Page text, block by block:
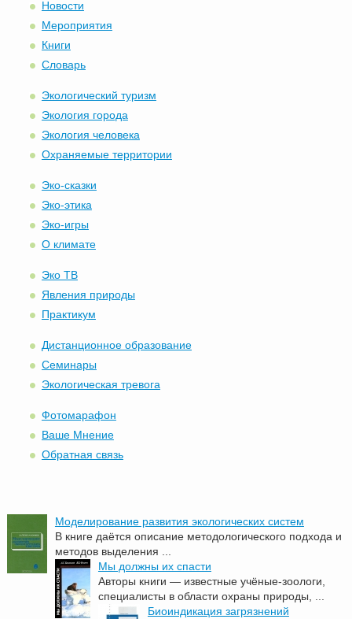
Новости
Мероприятия
Книги
Словарь
Экологический туризм
Экология города
Экология человека
Охраняемые территории
Эко-сказки
Эко-этика
Эко-игры
О климате
Эко ТВ
Явления природы
Практикум
Дистанционное образование
Семинары
Экологическая тревога
Фотомарафон
Ваше Мнение
Обратная связь
Моделирование развития экологических систем
В книге даётся описание методологического подхода и
методов выделения ...
Мы должны их спасти
Авторы книги — известные учёные-зоологи,
специалисты в области охраны природы, ...
Биоиндикация загрязнений